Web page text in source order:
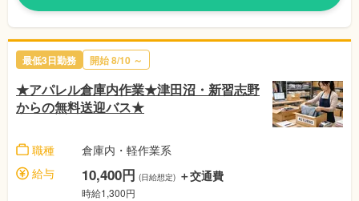
最低3日勤務 開始 8/10 ～
★アパレル倉庫内作業★津田沼・新習志野
からの無料送迎バス★
職種
倉庫内・軽作業系
給与
10,400円 (日給想定) ＋交通費
時給1,300円